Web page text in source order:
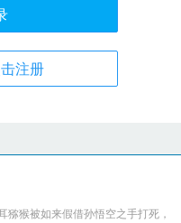
注册
猕猴被如来假借孙悟空之手打死，